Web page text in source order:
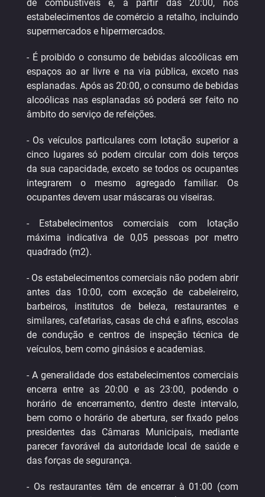
de combustíveis e, a partir das 20:00, nos
estabelecimentos de comércio a retalho, incluindo
supermercados e hipermercados.
- É proibido o consumo de bebidas alcoólicas em
espaços ao ar livre e na via pública, exceto nas
esplanadas. Após as 20:00, o consumo de bebidas
alcoólicas nas esplanadas só poderá ser feito no
âmbito do serviço de refeições.
- Os veículos particulares com lotação superior a
cinco lugares só podem circular com dois terços
da sua capacidade, exceto se todos os ocupantes
integrarem o mesmo agregado familiar. Os
ocupantes devem usar máscaras ou viseiras.
- Estabelecimentos comerciais com lotação
máxima indicativa de 0,05 pessoas por metro
quadrado (m2).
- Os estabelecimentos comerciais não podem abrir
antes das 10:00, com exceção de cabeleireiro,
barbeiros, institutos de beleza, restaurantes e
similares, cafetarias, casas de chá e afins, escolas
de condução e centros de inspeção técnica de
veículos, bem como ginásios e academias.
- A generalidade dos estabelecimentos comerciais
encerra entre as 20:00 e as 23:00, podendo o
horário de encerramento, dentro deste intervalo,
bem como o horário de abertura, ser fixado pelos
presidentes das Câmaras Municipais, mediante
parecer favorável da autoridade local de saúde e
das forças de segurança.
- Os restaurantes têm de encerrar à 01:00 (com